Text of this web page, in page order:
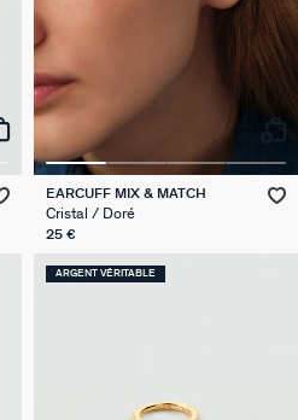
EARCUFF MIX & MATCH
Cristal / Doré
25 €
ARGENT VÉRITABLE